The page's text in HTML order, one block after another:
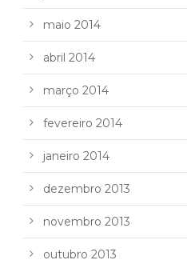
maio 2014
abril 2014
março 2014
fevereiro 2014
janeiro 2014
dezembro 2013
novembro 2013
outubro 2013